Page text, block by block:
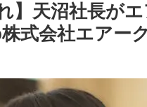
】天沼社長が
式会社エアー